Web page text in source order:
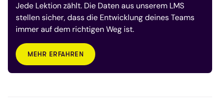
Jede Lektion zählt. Die Daten aus unserem LMS
stellen sicher, dass die Entwicklung deines Teams
immer auf dem richtigen Weg ist.
MEHR ERFAHREN